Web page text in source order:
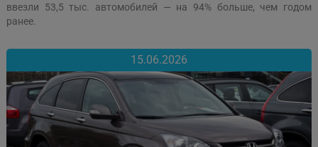
ввезли 53,5 тыс. автомобилей — на 94% больше, чем годом
ранее.
15.06.2026